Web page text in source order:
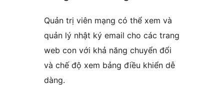
Quản trị viên mạng có thể xem và
quản lý nhật ký email cho các trang
web con với khả năng chuyển đổi
và chế độ xem bảng điều khiển dễ
dàng.